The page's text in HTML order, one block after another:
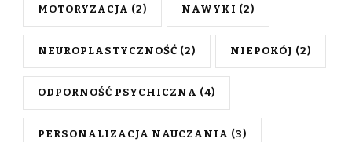
MOTORYZACJA (2) NAWYKI (2)
NEUROPLASTYCZNOŚĆ (2) NIEPOKÓJ (2)
ODPORNOŚĆ PSYCHICZNA (4)
PERSONALIZACJA NAUCZANIA (3)